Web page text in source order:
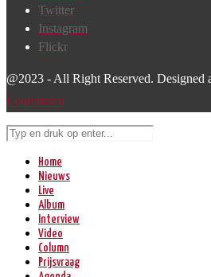
Twitter
Instagram
Flickr
@2023 - All Right Reserved. Designed
Lourenssen
Home
Nieuws
Live
Album
Interview
Video
Column
Prijsvraag